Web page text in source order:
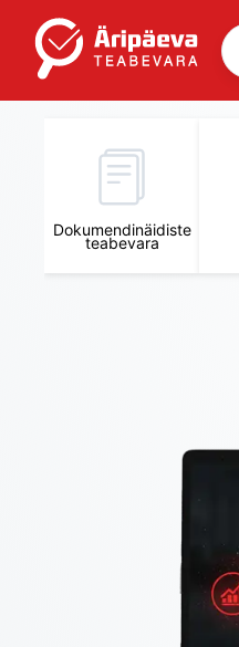
Dokumendinäidiste
teabevara